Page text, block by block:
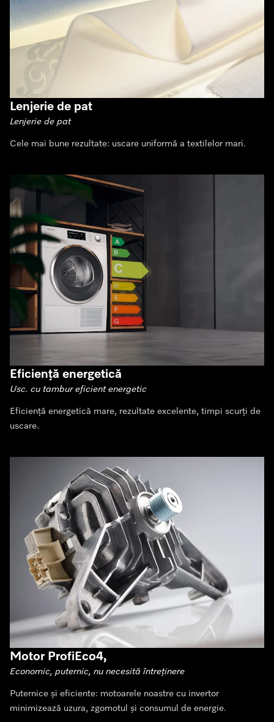
Lenjerie de pat
Lenjerie de pat
Cele mai bune rezultate: uscare uniformă a textilelor mari.
Eficiență energetică
Usc. cu tambur eficient energetic
Eficiență energetică mare, rezultate excelente, timpi scurți de
uscare.
Motor ProfiEco4,
Economic, puternic, nu necesită întreținere
Puternice și eficiente: motoarele noastre cu invertor
minimizează uzura, zgomotul și consumul de energie.